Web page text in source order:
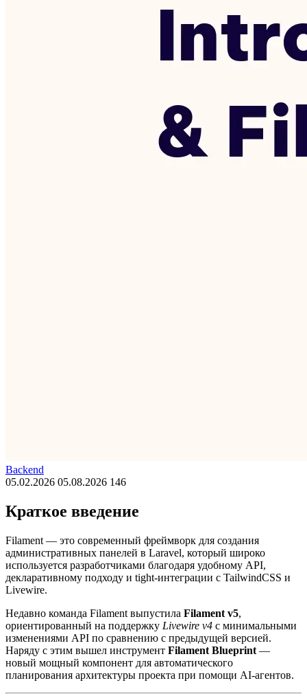
Backend
05.02.2026 05.08.2026 146
Краткое введение
Filament — это современный фреймворк для создания
административных панелей в Laravel, который широко
используется разработчиками благодаря удобному API,
декларативному подходу и tight-интеграции с TailwindCSS и
Livewire.
Недавно команда Filament выпустила Filament v5,
ориентированный на поддержку Livewire v4 с минимальными
изменениями API по сравнению с предыдущей версией.
Наряду с этим вышел инструмент Filament Blueprint —
новый мощный компонент для автоматического
планирования архитектуры проекта при помощи AI-агентов.